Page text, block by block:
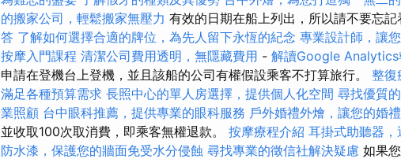
的搬家公司，輕鬆搬家無壓力 有效的日期在船上列出，所以請不要忘記
答 了解如何選擇合適的牌位，為先人留下永恆的紀念 專業設計師，讓
按摩入門課程 清潔公司費用透明，無隱藏費用 - 解讀Google Analytics
申請在登機台上登機，並且該船的公司有權假設乘客不打算旅行。 整復
滿足各種預算需求 長照中心的單人房選擇，提供個人化空間 尋找優質
業照顧 台中眼科推薦，提供專業的眼科服務 戶外婚禮外燴，讓您的婚
並收取100次取消費，即乘客無權退款。 按摩療程介紹 耳掛式助聽器
防水漆，保護您的牆面免受水分侵蝕 尋找專業的徵信社解決疑慮 如果